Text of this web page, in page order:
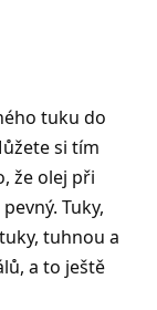
tuku do
si tím
že olej při
Tuky,
tuhnou a
a to ještě